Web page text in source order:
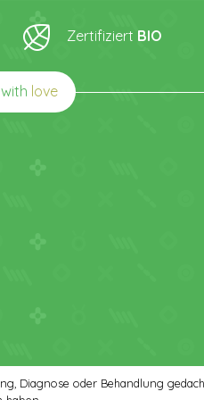
Zertifiziert BIO
love
Diagnose oder Behandlung